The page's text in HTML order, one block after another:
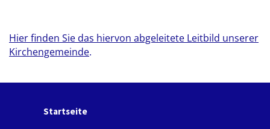
Hier finden Sie das hiervon abgeleitete Leitbild unserer
Kirchengemeinde.
Startseite